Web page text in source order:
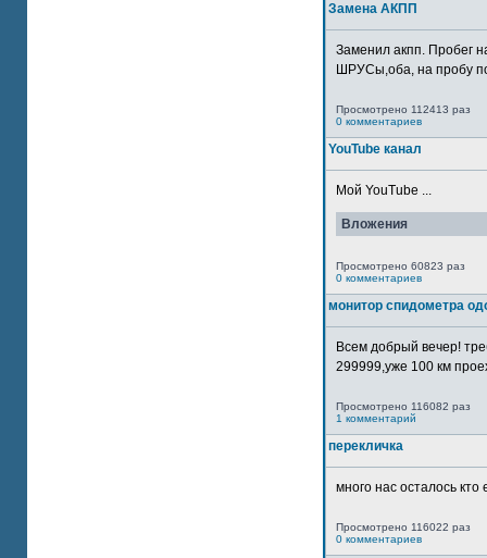
Замена АКПП
Заменил акпп. Пробег
ШРУСы,оба, на пробу
Просмотрено 112413 раз
0 комментариев
YouTube канал
Мой YouTube ...
Вложения
Просмотрено 60823 раз
0 комментариев
монитор спидометра
Всем добрый вечер!
299999,уже 100 км
Просмотрено 116082 раз
1 комментарий
перекличка
много нас осталось
Просмотрено 116022 раз
0 комментариев